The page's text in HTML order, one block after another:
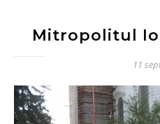
Mitropolitul
11